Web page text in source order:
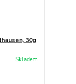
30g
Skladem